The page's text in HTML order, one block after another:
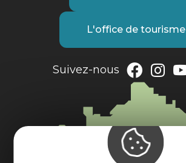
L'office de tourisme
Suivez-nous